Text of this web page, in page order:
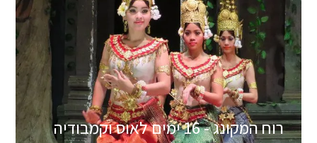
רוח המקונג - 16 ימים לאוס וקמבודיה